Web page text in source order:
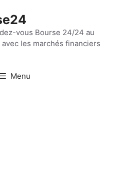
vous Bourse 24/24 au
les marchés financiers
Menu